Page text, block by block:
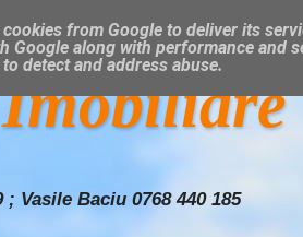
Vasile Baciu 0768 440 185
from Google to deliver its
Google along with performance and
detect and address abuse.